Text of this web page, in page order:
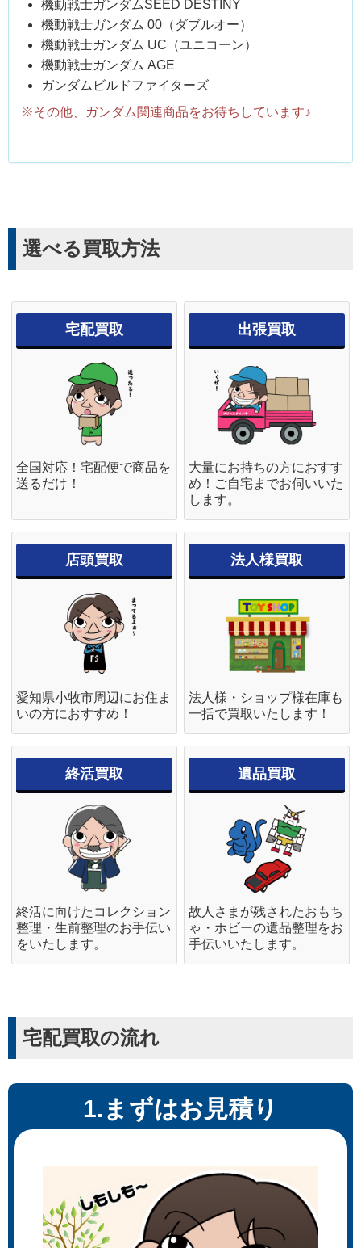
機動戦士ガンダムSEED DESTINY
機動戦士ガンダム 00（ダブルオー）
機動戦士ガンダム UC（ユニコーン）
機動戦士ガンダム AGE
ガンダムビルドファイターズ
※その他、ガンダム関連商品をお待ちしています♪
選べる買取方法
宅配買取
全国対応！宅配便で商品を
送るだけ！
出張買取
大量にお持ちの方におすす
め！ご自宅までお伺いいた
します。
店頭買取
愛知県小牧市周辺にお住ま
いの方におすすめ！
法人様買取
法人様・ショップ様在庫も
一括で買取いたします！
終活買取
終活に向けたコレクション
整理・生前整理のお手伝い
をいたします。
遺品買取
故人さまが残されたおもち
ゃ・ホビーの遺品整理をお
手伝いいたします。
宅配買取の流れ
1.まずはお見積り